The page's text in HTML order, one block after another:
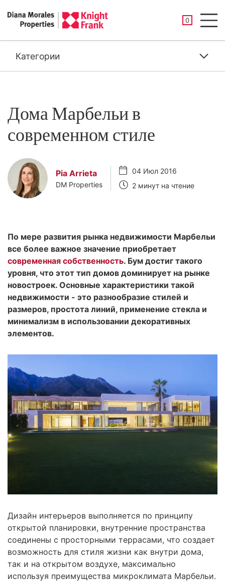
0
Категории
Дома Марбельи в
современном стиле
Pia Arrieta
DM Properties
04 Июл 2016
2 минут на чтение
По мере развития рынка недвижимости Марбельи
все более важное значение приобретает
современная собственность. Бум достиг такого
уровня, что этот тип домов доминирует на рынке
новостроек. Основные характеристики такой
недвижимости - это разнообразие стилей и
размеров, простота линий, применение стекла и
минимализм в использовании декоративных
элементов.
Дизайн интерьеров выполняется по принципу
открытой планировки, внутренние пространства
соединены с просторными террасами, что создает
возможность для стиля жизни как внутри дома,
так и на открытом воздухе, максимально
используя преимущества микроклимата Марбельи.